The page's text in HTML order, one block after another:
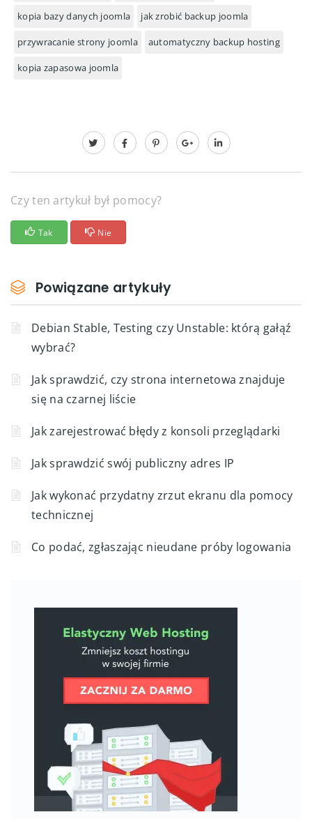
kopia bazy danych joomla jak zrobić backup joomla
przywracanie strony joomla automatyczny backup hosting
kopia zapasowa joomla
Czy ten artykuł był pomocy?
Tak Nie
Powiązane artykuły
Debian Stable, Testing czy Unstable: którą gałąź
wybrać?
Jak sprawdzić, czy strona internetowa znajduje
się na czarnej liście
Jak zarejestrować błędy z konsoli przeglądarki
Jak sprawdzić swój publiczny adres IP
Jak wykonać przydatny zrzut ekranu dla pomocy
technicznej
Co podać, zgłaszając nieudane próby logowania